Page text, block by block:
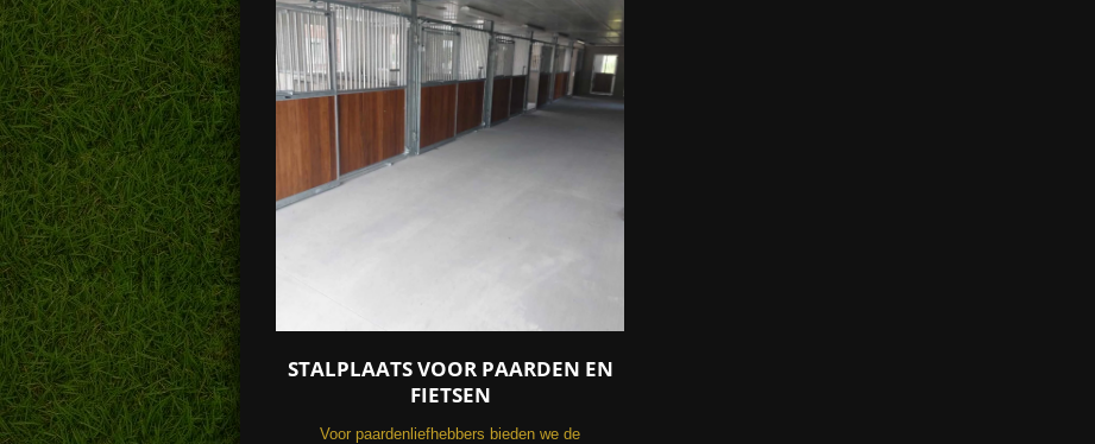
STALPLAATS VOOR PAARDEN EN
FIETSEN
Voor paardenliefhebbers bieden we de